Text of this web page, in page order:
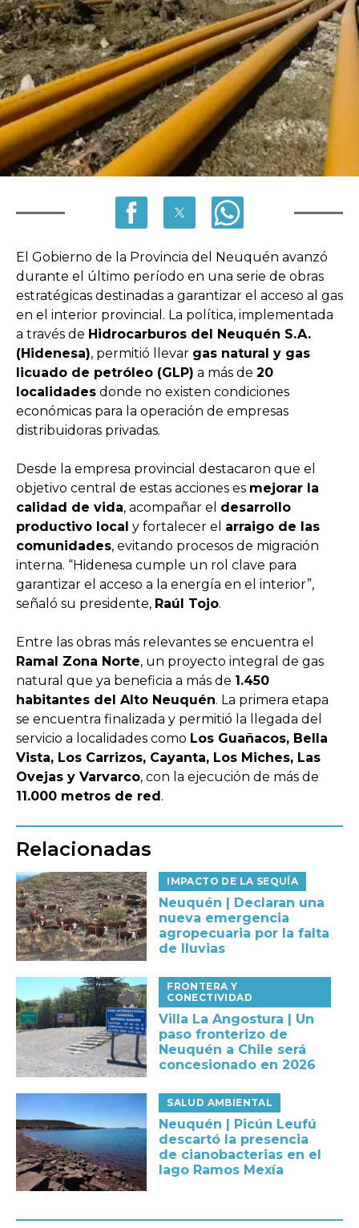
El Gobierno de la Provincia del Neuquén avanzó
durante el último período en una serie de obras
estratégicas destinadas a garantizar el acceso al gas
en el interior provincial. La política, implementada
a través de Hidrocarburos del Neuquén S.A.
(Hidenesa), permitió llevar gas natural y gas
licuado de petróleo (GLP) a más de 20
localidades donde no existen condiciones
económicas para la operación de empresas
distribuidoras privadas.
Desde la empresa provincial destacaron que el
objetivo central de estas acciones es mejorar la
calidad de vida, acompañar el desarrollo
productivo local y fortalecer el arraigo de las
comunidades, evitando procesos de migración
interna. “Hidenesa cumple un rol clave para
garantizar el acceso a la energía en el interior”,
señaló su presidente, Raúl Tojo.
Entre las obras más relevantes se encuentra el
Ramal Zona Norte, un proyecto integral de gas
natural que ya beneficia a más de 1.450
habitantes del Alto Neuquén. La primera etapa
se encuentra finalizada y permitió la llegada del
servicio a localidades como Los Guañacos, Bella
Vista, Los Carrizos, Cayanta, Los Miches, Las
Ovejas y Varvarco, con la ejecución de más de
11.000 metros de red .
Relacionadas
IMPACTO DE LA SEQUÍA
Neuquén | Declaran una
nueva emergencia
agropecuaria por la falta
de lluvias
FRONTERA Y
CONECTIVIDAD
Villa La Angostura | Un
paso fronterizo de
Neuquén a Chile será
concesionado en 2026
SALUD AMBIENTAL
Neuquén | Picún Leufú
descartó la presencia
de cianobacterias en el
lago Ramos Mexía